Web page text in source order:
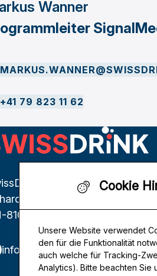
Wanner
+41 79 823 11 62
Genossenschaft
146
8105 Regensdorf
info@swissdrink.net
Cookie
Unsere Website verwendet
den für die Funktionalität
auch welche für Tracking-
Analytics). Bitte beachten Sie